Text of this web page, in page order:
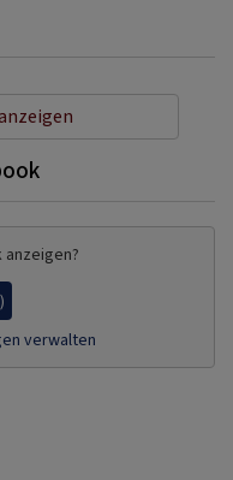
anzeigen?
verwalten